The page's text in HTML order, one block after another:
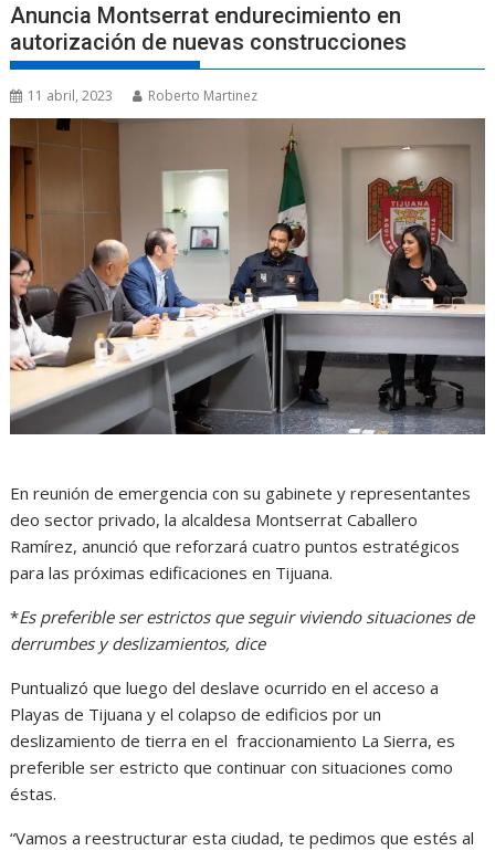
Anuncia Montserrat endurecimiento en
autorización de nuevas construcciones
11 abril, 2023 Roberto Martinez
En reunión de emergencia con su gabinete y representantes
deo sector privado, la alcaldesa Montserrat Caballero
Ramírez, anunció que reforzará cuatro puntos estratégicos
para las próximas edificaciones en Tijuana.
*Es preferible ser estrictos que seguir viviendo situaciones de
derrumbes y deslizamientos, dice
Puntualizó que luego del deslave ocurrido en el acceso a
Playas de Tijuana y el colapso de edificios por un
deslizamiento de tierra en el fraccionamiento La Sierra, es
preferible ser estricto que continuar con situaciones como
éstas.
“Vamos a reestructurar esta ciudad, te pedimos que estés al